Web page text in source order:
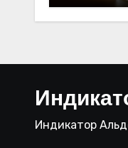
Индикатор